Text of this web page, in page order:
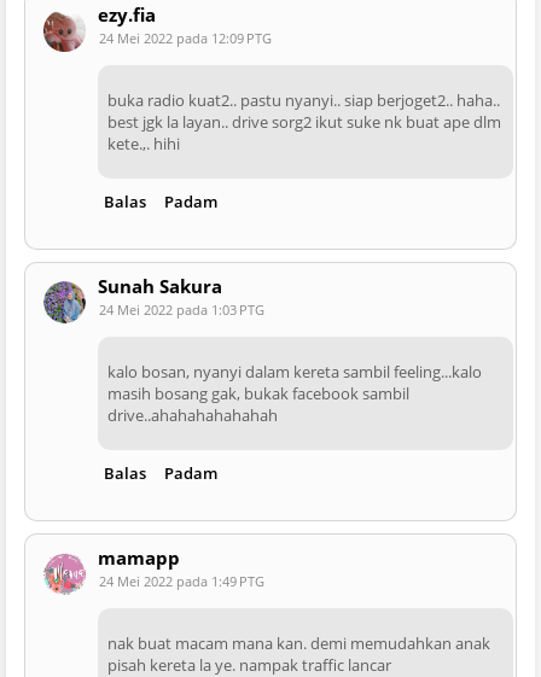
ezy.fia
24 Mei 2022 pada 12:09 PTG
buka radio kuat2.. pastu nyanyi.. siap berjoget2.. haha..
best jgk la layan.. drive sorg2 ikut suke nk buat ape dlm
kete.,. hihi
Balas Padam
Sunah Sakura
24 Mei 2022 pada 1:03 PTG
kalo bosan, nyanyi dalam kereta sambil feeling...kalo
masih bosang gak, bukak facebook sambil
drive..ahahahahahahah
Balas Padam
mamapp
24 Mei 2022 pada 1:49 PTG
nak buat macam mana kan. demi memudahkan anak
pisah kereta la ye. nampak traffic lancar